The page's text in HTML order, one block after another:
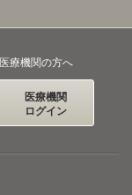
医療機関の方へ
医療機関
ログイン